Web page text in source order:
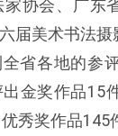
协会、广东
届美术书法摄
省各地的参
金奖作品15
秀奖作品145